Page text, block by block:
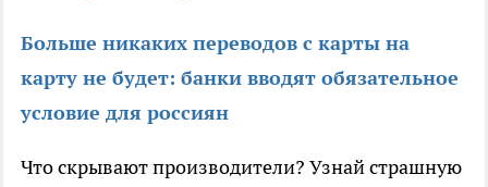
Больше никаких переводов с карты на
карту не будет: банки вводят обязательное
условие для россиян
Что скрывают производители? Узнай страшную